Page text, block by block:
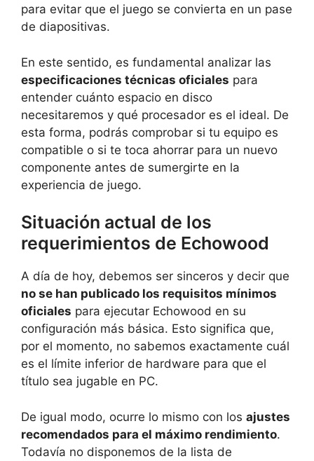
para evitar que el juego se convierta en un pase
de diapositivas.
En este sentido, es fundamental analizar las
especificaciones técnicas oficiales para
entender cuánto espacio en disco
necesitaremos y qué procesador es el ideal. De
esta forma, podrás comprobar si tu equipo es
compatible o si te toca ahorrar para un nuevo
componente antes de sumergirte en la
experiencia de juego.
Situación actual de los
requerimientos de Echowood
A día de hoy, debemos ser sinceros y decir que
no se han publicado los requisitos mínimos
oficiales para ejecutar Echowood en su
configuración más básica. Esto significa que,
por el momento, no sabemos exactamente cuál
es el límite inferior de hardware para que el
título sea jugable en PC.
De igual modo, ocurre lo mismo con los ajustes
recomendados para el máximo rendimiento.
Todavía no disponemos de la lista de